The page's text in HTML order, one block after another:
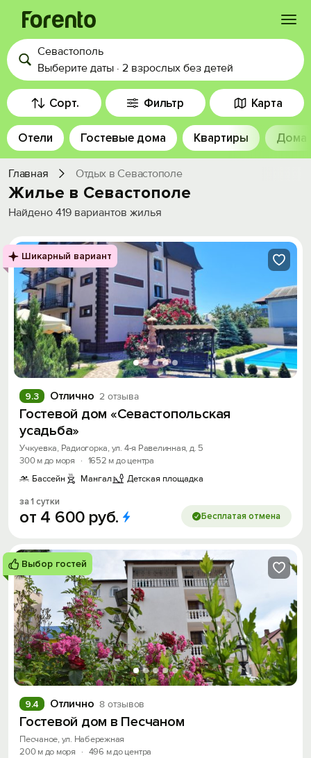
Войти
Избранное
История просмотра
Добавить свой объект
Севастополь
Выберите даты · 2 взрослых без детей
Сорт. Фильтр Карта
Отели Гостевые дома Квартиры Дома
Главная Отдых в Севастополе
Жилье в Севастополе
Найдено 419 вариантов жилья
Шикарный вариант
Отлично 2 отзыва
9.3
Гостевой дом «Севастопольская
усадьба»
Учкуевка, Радиогорка, ул. 4-я Равелинная, д. 5
300 м до моря
· 1652 м до центра
Бассейн
Мангал Детская площадка
за 1 сутки
от 4 600 руб. Бесплатая отмена
Выбор гостей
Отлично 8 отзывов
9.4
Гостевой дом в Песчаном
Песчаное, ул. Набережная
200 м до моря
· 496 м до центра